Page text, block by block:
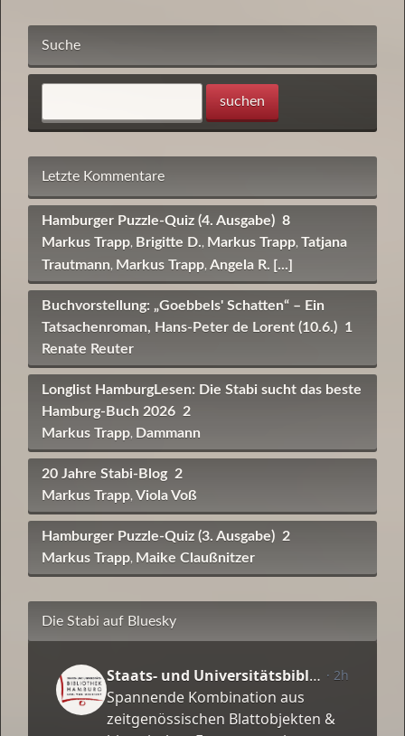
Suche
Letzte Kommentare
Hamburger Puzzle-Quiz (4. Ausgabe) 8
Markus Trapp, Brigitte D., Markus Trapp, Tatjana
Trautmann, Markus Trapp, Angela R. [...]
Buchvorstellung: „Goebbels' Schatten“ – Ein
Tatsachenroman, Hans-Peter de Lorent (10.6.) 1
Renate Reuter
Longlist HamburgLesen: Die Stabi sucht das beste
Hamburg-Buch 2026 2
Markus Trapp, Dammann
20 Jahre Stabi-Blog 2
Markus Trapp, Viola Voß
Hamburger Puzzle-Quiz (3. Ausgabe) 2
Markus Trapp, Maike Claußnitzer
Die Stabi auf Bluesky